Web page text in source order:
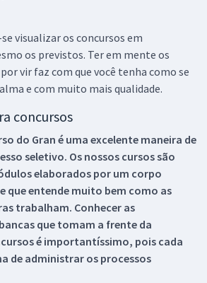
visualizar os concursos em
os previstos. Ter em mente os
vir faz com que você tenha como se
e com muito mais qualidade.
concursos
do Gran é uma excelente maneira de
seletivo. Os nossos cursos são
elaborados por um corpo
que entende muito bem como as
trabalham. Conhecer as
que tomam a frente da
é importantíssimo, pois cada
de administrar os processos